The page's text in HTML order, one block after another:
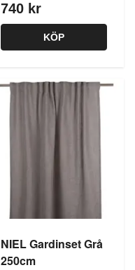
740 kr
KÖP
NIEL Gardinset Grå
250cm